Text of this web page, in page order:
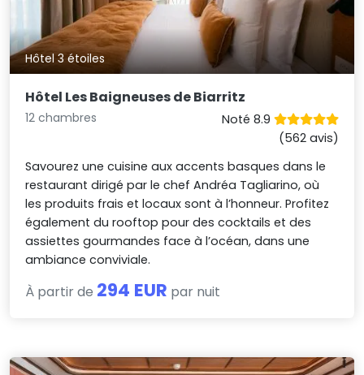
Hôtel 3 étoiles
Hôtel Les Baigneuses de Biarritz
12 chambres
Noté 8.9
(562 avis)
Savourez une cuisine aux accents basques dans le
restaurant dirigé par le chef Andréa Tagliarino, où
les produits frais et locaux sont à l’honneur. Profitez
également du rooftop pour des cocktails et des
assiettes gourmandes face à l’océan, dans une
ambiance conviviale.
À partir de 294 EUR par nuit